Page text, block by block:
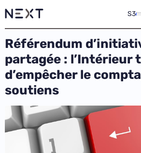
S3
Référendum
partagée : l’Intérieur
d’empêcher le
soutiens